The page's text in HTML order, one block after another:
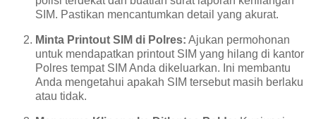
SIM. Pastikan mencantumkan detail yang akurat.
Minta Printout SIM di Polres: Ajukan permohonan
untuk mendapatkan printout SIM yang hilang di kantor
Polres tempat SIM Anda dikeluarkan. Ini membantu
Anda mengetahui apakah SIM tersebut masih berlaku
atau tidak.